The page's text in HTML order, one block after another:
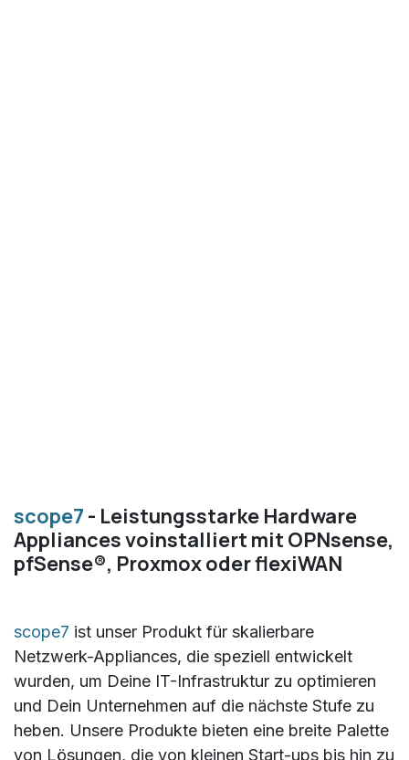
scope7 - Leistungsstarke Hardware
Appliances voinstalliert mit OPNsense,
pfSense®, Proxmox oder flexiWAN
scope7 ist unser Produkt für skalierbare
Netzwerk-Appliances, die speziell entwickelt
wurden, um Deine IT-Infrastruktur zu optimieren
und Dein Unternehmen auf die nächste Stufe zu
heben. Unsere Produkte bieten eine breite Palette
von Lösungen, die von kleinen Start-ups bis hin zu